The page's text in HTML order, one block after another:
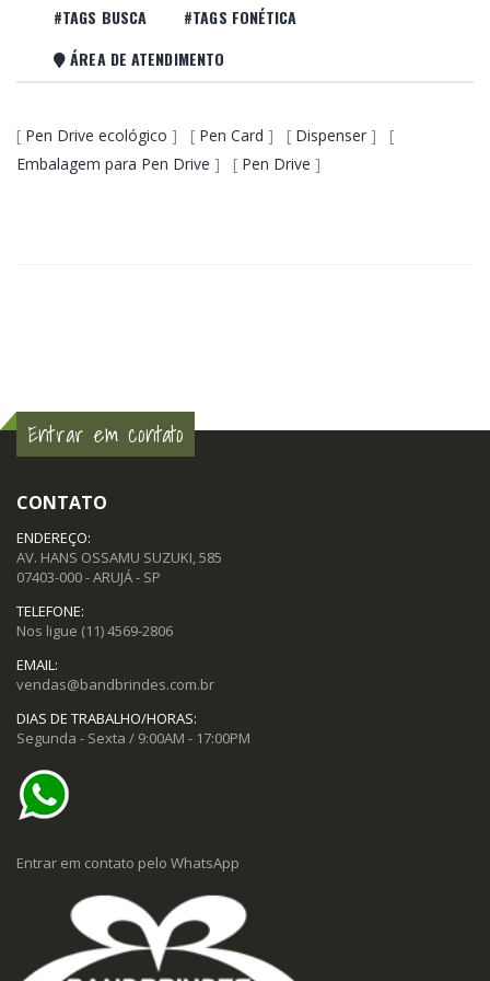
#TAGS BUSCA
#TAGS FONÉTICA
ÁREA DE ATENDIMENTO
[ Pen Drive ecológico ] [ Pen Card ] [ Dispenser ] [
Embalagem para Pen Drive ] [ Pen Drive ]
Entrar em contato
CONTATO
ENDEREÇO:
AV. HANS OSSAMU SUZUKI, 585
07403-000 - ARUJÁ - SP
TELEFONE:
Nos ligue (11) 4569-2806
EMAIL:
vendas@bandbrindes.com.br
DIAS DE TRABALHO/HORAS:
Segunda - Sexta / 9:00AM - 17:00PM
Entrar em contato pelo WhatsApp